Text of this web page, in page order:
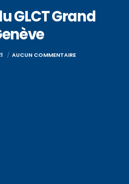
GLCT Grand
AUCUN COMMENTAIRE